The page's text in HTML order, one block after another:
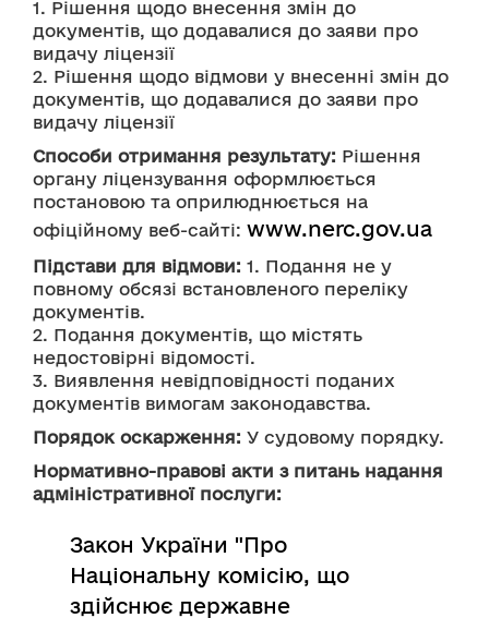
1. Рішення щодо внесення змін до
документів, що додавалися до заяви про
видачу ліцензії
2. Рішення щодо відмови у внесенні змін до
документів, що додавалися до заяви про
видачу ліцензії
Способи отримання результату: Рішення
органу ліцензування оформлюється
постановою та оприлюднюється на
офіційному веб-сайті: www.nerc.gov.ua
Підстави для відмови: 1. Подання не у
повному обсязі встановленого переліку
документів.
2. Подання документів, що містять
недостовірні відомості.
3. Виявлення невідповідності поданих
документів вимогам законодавства.
Порядок оскарження: У судовому порядку.
Нормативно-правові акти з питань надання
адміністративної послуги:
Закон України "Про
Національну комісію, що
здійснює державне